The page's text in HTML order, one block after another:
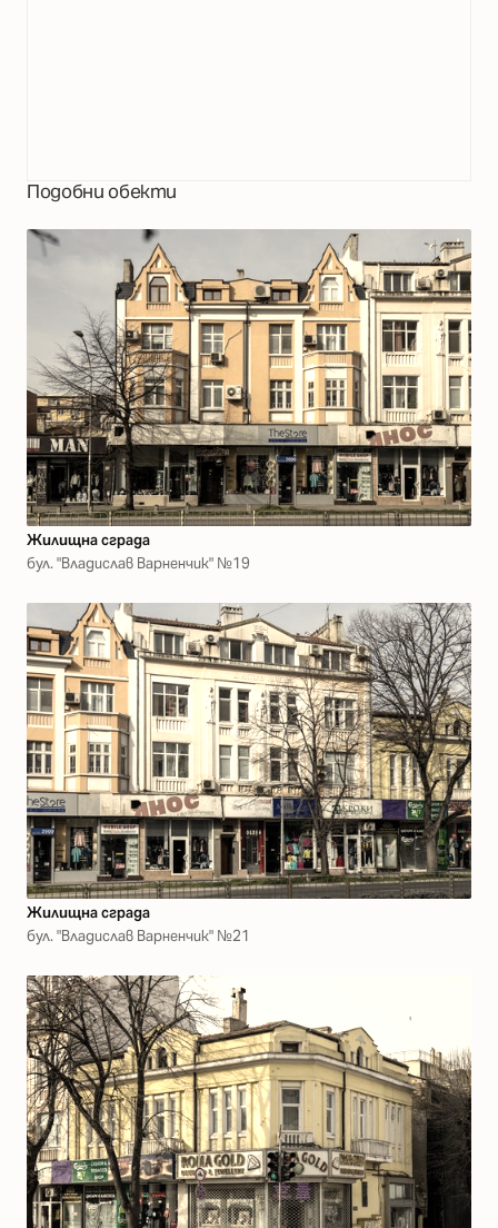
Подобни обекти
Жилищна сграда
бул. "Владислав Варненчик" №19
Жилищна сграда
бул. "Владислав Варненчик" №21